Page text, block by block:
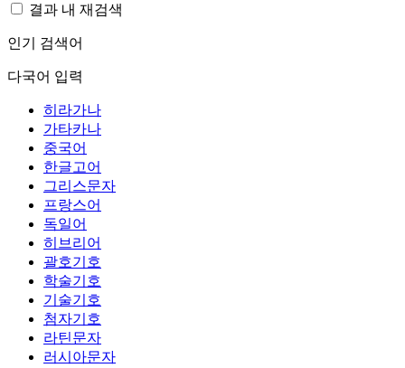
결과 내 재검색
인기 검색어
다국어 입력
히라가나
가타카나
중국어
한글고어
그리스문자
프랑스어
독일어
히브리어
괄호기호
학술기호
기술기호
첨자기호
라틴문자
러시아문자